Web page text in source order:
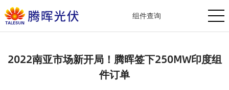
组件查询
2022南亚市场新开局！腾晖签下250MW印度组
件订单